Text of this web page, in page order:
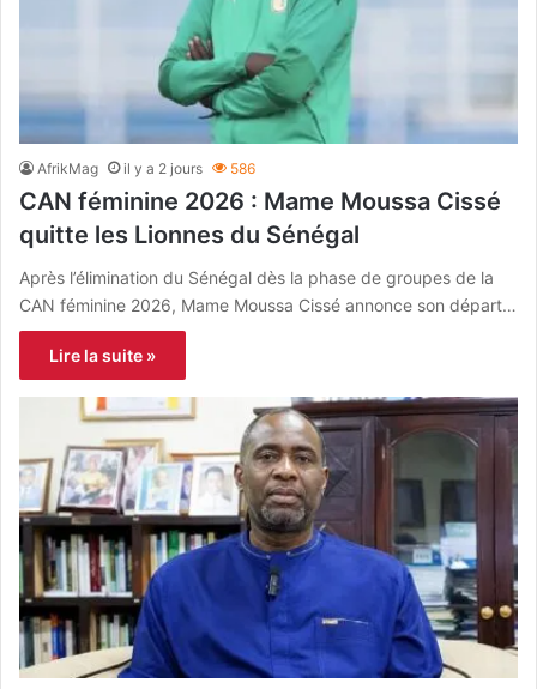
AfrikMag il y a 2 jours 586
CAN féminine 2026 : Mame Moussa Cissé
quitte les Lionnes du Sénégal
Après l’élimination du Sénégal dès la phase de groupes de la
CAN féminine 2026, Mame Moussa Cissé annonce son départ…
Lire la suite »